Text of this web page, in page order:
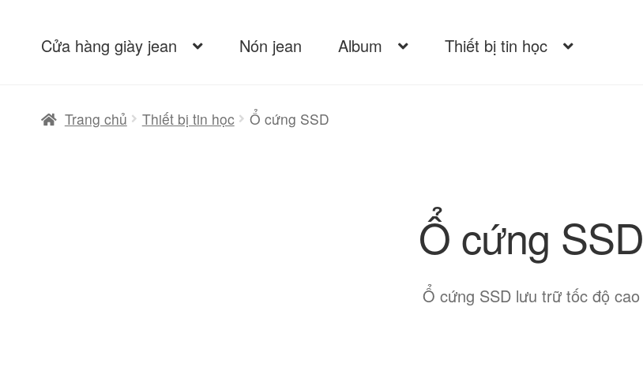
Cửa hàng giày jean Nón jean Album Thiết bị tin học
Trang chủ Thiết bị tin học Ổ cứng SSD
Ổ cứng SSD
Ổ cứng SSD lưu trữ tốc độ cao